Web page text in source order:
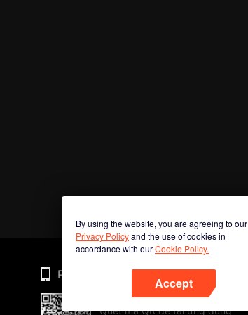
By using the website, you are agreeing to our
Privacy Policyand the use of cookies in
accordance with ourCookie Policy.
Accept
Phone
Quét mã QR để tải ứng dụng